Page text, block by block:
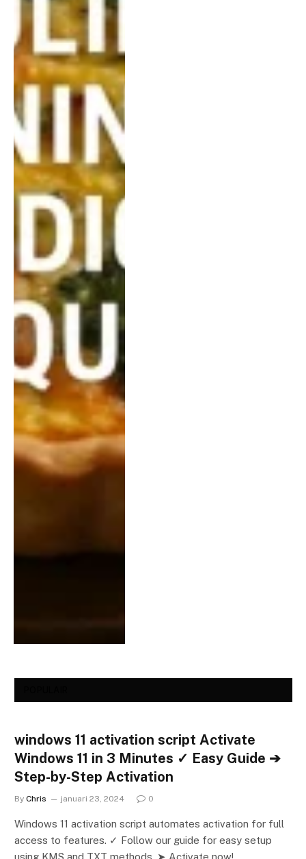
windows 11 activation script Activate
Windows 11 in 3 Minutes ✓ Easy Guide ➔
Step-by-Step Activation
By Chris januari 23, 2024 0
Windows 11 activation script automates activation for full
access to features. ✓ Follow our guide for easy setup